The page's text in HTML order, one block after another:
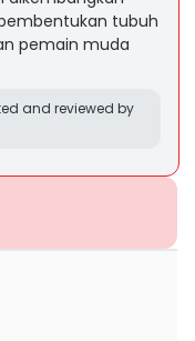
tubuh
pemain muda
and reviewed by